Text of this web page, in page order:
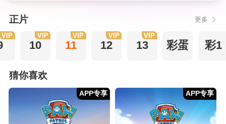
正片 更多
VIP
10
VIP
11
VIP
12
VIP
13
VIP
彩蛋 彩1
猜你喜欢
APP专享 APP专享